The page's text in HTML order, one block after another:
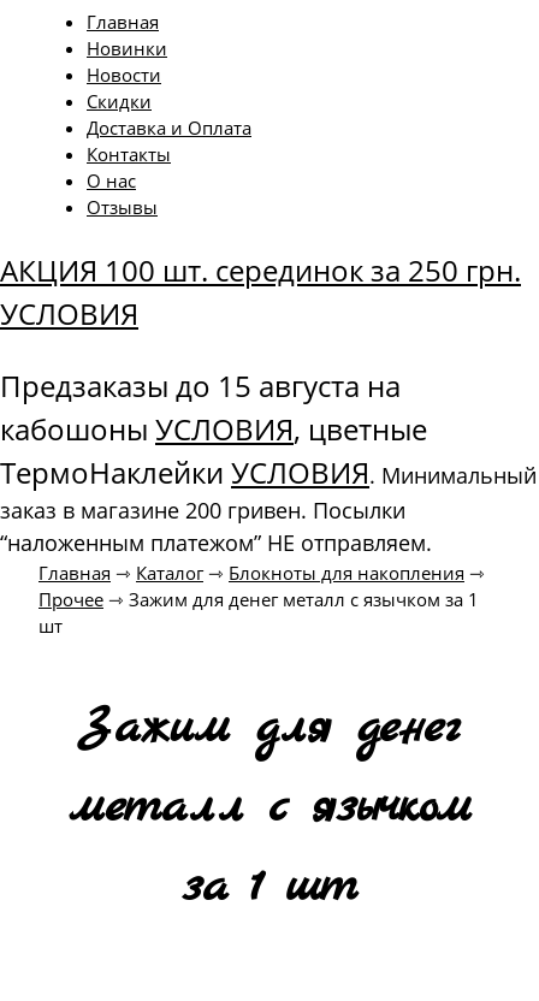
Главная
Новинки
Новости
Скидки
Доставка и Оплата
Контакты
О нас
Отзывы
АКЦИЯ 100 шт. серединок за 250 грн.
УСЛОВИЯ
Предзаказы до 15 августа на
кабошоны УСЛОВИЯ, цветные
ТермоНаклейки УСЛОВИЯ. Минимальный
заказ в магазине 200 гривен. Посылки
“наложенным платежом” НЕ отправляем.
Главная ⇾ Каталог⇾ Блокноты для накопления ⇾
Прочее ⇾ Зажим для денег металл с язычком за 1
шт
Зажим для денег
металл с язычком
за 1 шт